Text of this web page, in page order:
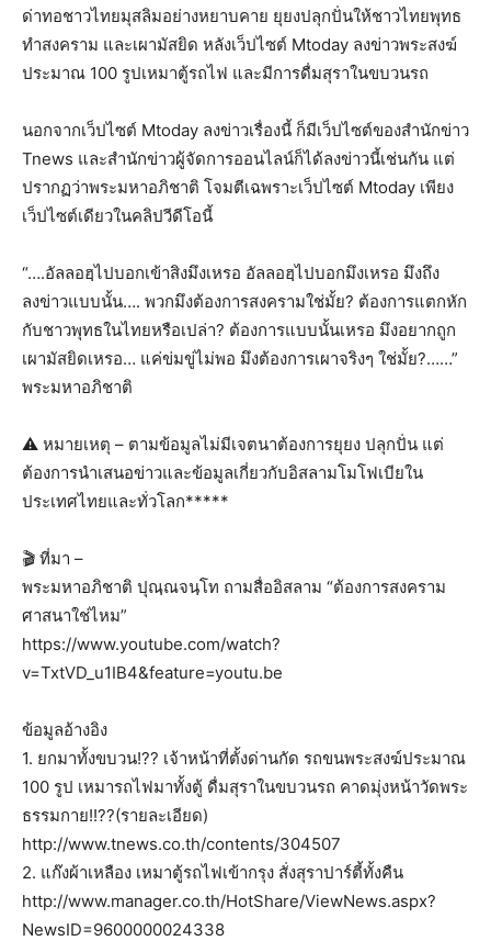
ด่าทอชาวไทยมุสลิมอย่างหยาบคาย ยุยงปลุกปั่นให้ชาวไทยพุทธ
ทำสงคราม และเผามัสยิด หลังเว็ปไซต์ Mtoday ลงข่าวพระสงฆ์
ประมาณ 100 รูปเหมาตู้รถไฟ และมีการดื่มสุราในขบวนรถ
นอกจากเว็ปไซต์ Mtoday ลงข่าวเรื่องนี้ ก็มีเว็ปไซต์ของสำนักข่าว
Tnews และสำนักข่าวผู้จัดการออนไลน์ก็ได้ลงข่าวนี้เช่นกัน แต่
ปรากฏว่าพระมหาอภิชาติ โจมตีเฉพราะเว็ปไซต์ Mtoday เพียง
เว็ปไซต์เดียวในคลิปวีดีโอนี้
“….อัลลอฮฺไปบอกเข้าสิงมึงเหรอ อัลลอฮฺไปบอกมึงเหรอ มึงถึง
ลงข่าวแบบนั้น…. พวกมึงต้องการสงครามใช่มั้ย? ต้องการแตกหัก
กับชาวพุทธในไทยหรือเปล่า? ต้องการแบบนั้นเหรอ มึงอยากถูก
เผามัสยิดเหรอ… แค่ข่มขู่ไม่พอ มึงต้องการเผาจริงๆ ใช่มั้ย?……”
พระมหาอภิชาติ
⚠ หมายเหตุ – ตามข้อมูลไม่มีเจตนาต้องการยุยง ปลุกปั่น แต่
ต้องการนำเสนอข่าวและข้อมูลเกี่ยวกับอิสลามโมโฟเบียใน
ประเทศไทยและทั่วโลก*****
🎬 ที่มา –
พระมหาอภิชาติ ปุณฺณจนฺโท ถามสื่ออิสลาม “ต้องการสงคราม
ศาสนาใช่ไหม”
https://www.youtube.com/watch?
v=TxtVD_u1IB4&feature=youtu.be
ข้อมูลอ้างอิง
1. ยกมาทั้งขบวน!?? เจ้าหน้าที่ตั้งด่านกัด รถขนพระสงฆ์ประมาณ
100 รูป เหมารถไฟมาทั้งตู้ ดื่มสุราในขบวนรถ คาดมุ่งหน้าวัดพระ
ธรรมกาย!!??(รายละเอียด)
http://www.tnews.co.th/contents/304507
2. แก๊งผ้าเหลือง เหมาตู้รถไฟเข้ากรุง สั่งสุราปาร์ตี้ทั้งคืน
http://www.manager.co.th/HotShare/ViewNews.aspx?
NewsID=9600000024338